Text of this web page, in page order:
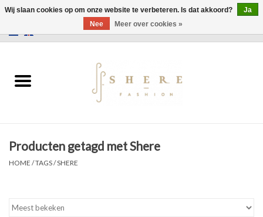
Jurken
Producten getagd met Shere
HOME /TAGS/SHERE
Wij slaan cookies op om onze website te verbeteren. Is dat akkoord?
Ja
Nee
Meer over cookies »